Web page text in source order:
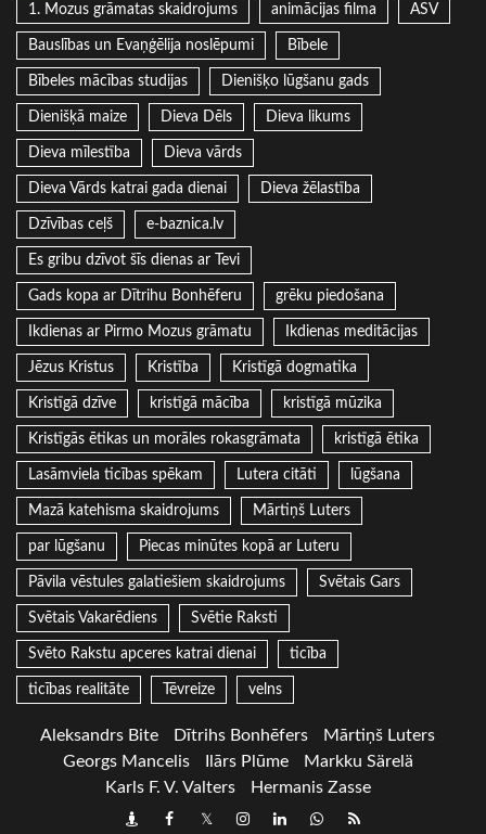
1. Mozus grāmatas skaidrojums animācijas filma ASV
Bauslības un Evaņģēlija noslēpumi Bībele
Bībeles mācības studijas Dienišķo lūgšanu gads
Dienišķā maize Dieva Dēls Dieva likums
Dieva mīlestība Dieva vārds
Dieva Vārds katrai gada dienai Dieva žēlastība
Dzīvības ceļš e-baznica.lv
Es gribu dzīvot šīs dienas ar Tevi
Gads kopa ar Dītrihu Bonhēferu grēku piedošana
Ikdienas ar Pirmo Mozus grāmatu Ikdienas meditācijas
Jēzus Kristus Kristība Kristīgā dogmatika
Kristīgā dzīve kristīgā mācība kristīgā mūzika
Kristīgās ētikas un morāles rokasgrāmata kristīgā ētika
Lasāmviela ticības spēkam Lutera citāti lūgšana
Mazā katehisma skaidrojums Mārtiņš Luters
par lūgšanu Piecas minūtes kopā ar Luteru
Pāvila vēstules galatiešiem skaidrojums Svētais Gars
Svētais Vakarēdiens Svētie Raksti
Svēto Rakstu apceres katrai dienai ticība
ticības realitāte Tēvreize velns
Aleksandrs Bite Dītrihs Bonhēfers
Mārtiņš Luters
Georgs Mancelis
Ilārs Plūme
Markku Särelä
Karls F. V. Valters
Hermanis Zasse
DraugiemFacebook
TwitterInstagram
LinkedInwhatsapp
RSS